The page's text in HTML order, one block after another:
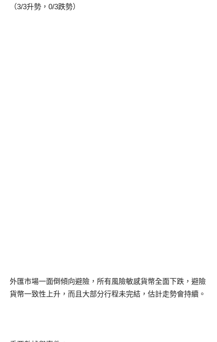
（3/3升勢，0/3跌勢）
外匯市場一面倒傾向避險，所有風險敏感貨幣全面下跌，避險
貨幣一致性上升，而且大部分行程未完結，估計走勢會持續。